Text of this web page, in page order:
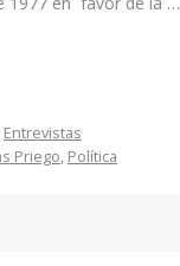
Entrevistas
Priego, Política